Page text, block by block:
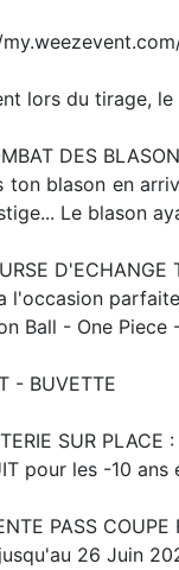
lors du tirage,
DES
ton blason en
Le blason
l'occasion
Ball - One
- BUVETTE
SUR PLACE
pour les -10 ans
PASS
26 Juin